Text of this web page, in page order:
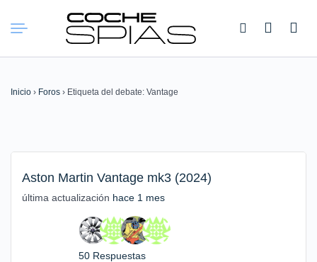
Buscar:
Inicio › Foros › Etiqueta del debate: Vantage
Aston Martin Vantage mk3 (2024)
última actualización hace 1 mes
50 Respuestas